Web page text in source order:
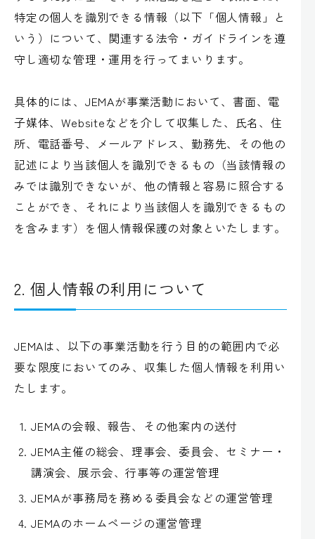
特定の個人を識別できる情報（以下「個人情報」と
いう）について、関連する法令・ガイドラインを遵
守し適切な管理・運用を行ってまいります。
具体的には、JEMAが事業活動において、書面、電
子媒体、Websiteなどを介して収集した、氏名、住
所、電話番号、メールアドレス、勤務先、その他の
記述により当該個人を識別できるもの（当該情報の
みでは識別できないが、他の情報と容易に照合する
ことができ、それにより当該個人を識別できるもの
を含みます）を個人情報保護の対象といたします。
2. 個人情報の利用について
JEMAは、以下の事業活動を行う目的の範囲内で必
要な限度においてのみ、収集した個人情報を利用い
たします。
JEMAの会報、報告、その他案内の送付
JEMA主催の総会、理事会、委員会、セミナー・
講演会、展示会、行事等の運営管理
JEMAが事務局を務める委員会などの運営管理
JEMAのホームページの運営管理